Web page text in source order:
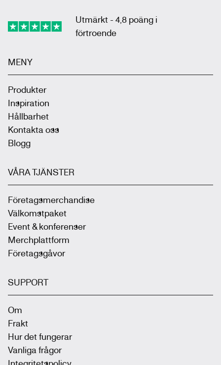
Utmärkt - 4,8 poäng i
förtroende
MENY
Produkter
Inspiration
Hållbarhet
Kontakta oss
Blogg
VÅRA TJÄNSTER
Företagsmerchandise
Välkomstpaket
Event & konferenser
Merchplattform
Företagsgåvor
SUPPORT
Om
Frakt
Hur det fungerar
Vanliga frågor